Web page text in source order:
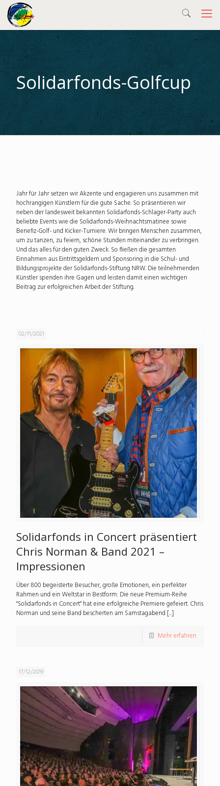
Solidarfonds-Golfcup
Jahr für Jahr setzen wir Akzente und engagieren uns zusammen mit
hochrangigen Künstlern für die gute Sache. So präsentieren wir
neben der landesweit bekannten Solidarfonds-Schlager-Party auch
beliebte Events wie die Solidarfonds-Weihnachtsmatinee sowie
Benefiz-Golf- und Kicker-Turniere. Wir bringen Menschen zusammen,
um zu tanzen, zu feiern, schöne Stunden miteinander zu verbringen.
Und das alles für den guten Zweck. So fließen die gesamten
Einnahmen aus Eintrittsgeldern und Sponsoring in die Schul- und
Bildungsprojekte der Solidarfonds-Stiftung NRW. Die teilnehmenden
Künstler spenden ihre Gagen und leisten damit einen wichtigen
Beitrag zur erfolgreichen Arbeit der Stiftung.
02/11/2021
Solidarfonds in Concert präsentiert
Chris Norman & Band 2021 –
Impressionen
Über 800 begeisterte Besucher, große Emotionen, ein perfekter
Rahmen und ein Weltstar in Bestform: Die neue Premium-Reihe
"Solidarfonds in Concert" hat eine erfolgreiche Premiere gefeiert. Chris
Norman und seine Band bescherten am Samstagabend [...]
Mehr erfahren
17/12/2019